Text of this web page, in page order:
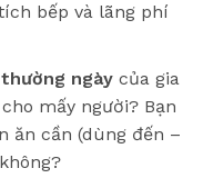
bếp và lãng phí
ngàycủa gia
mấy người? Bạn
ăn cần (dùng đến –